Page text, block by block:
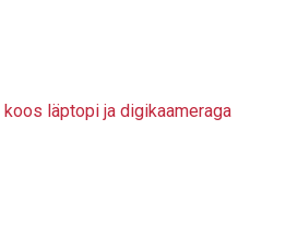
läptopi ja digikaameraga